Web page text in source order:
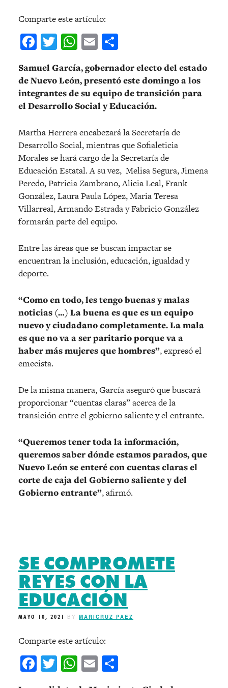
Comparte este artículo:
Facebook
Twitter
WhatsApp
Email
Samuel García, gobernador electo del estado
de Nuevo León, presentó este domingo a los
integrantes de su equipo de transición para
el Desarrollo Social y Educación.
Martha Herrera encabezará la Secretaría de
Desarrollo Social, mientras que Sofialeticia
Morales se hará cargo de la Secretaría de
Educación Estatal. A su vez, Melisa Segura, Jimena
Peredo, Patricia Zambrano, Alicia Leal, Frank
González, Laura Paula López, Maria Teresa
Villarreal, Armando Estrada y Fabricio González
formarán parte del equipo.
Entre las áreas que se buscan impactar se
encuentran la inclusión, educación, igualdad y
deporte.
“Como en todo, les tengo buenas y malas
noticias (…) La buena es que es un equipo
nuevo y ciudadano completamente. La mala
es que no va a ser paritario porque va a
haber más mujeres que hombres”, expresó el
emecista.
De la misma manera, García aseguró que buscará
proporcionar “cuentas claras” acerca de la
transición entre el gobierno saliente y el entrante.
“Queremos tener toda la información,
queremos saber dónde estamos parados, que
Nuevo León se enteré con cuentas claras el
corte de caja del Gobierno saliente y del
Gobierno entrante”, afirmó.
SE COMPROMETE
REYES CON LA
EDUCACIÓN
MAYO 10, 2021 BY MARICRUZ PAEZ
Comparte este artículo:
Facebook
Twitter
WhatsApp
Email